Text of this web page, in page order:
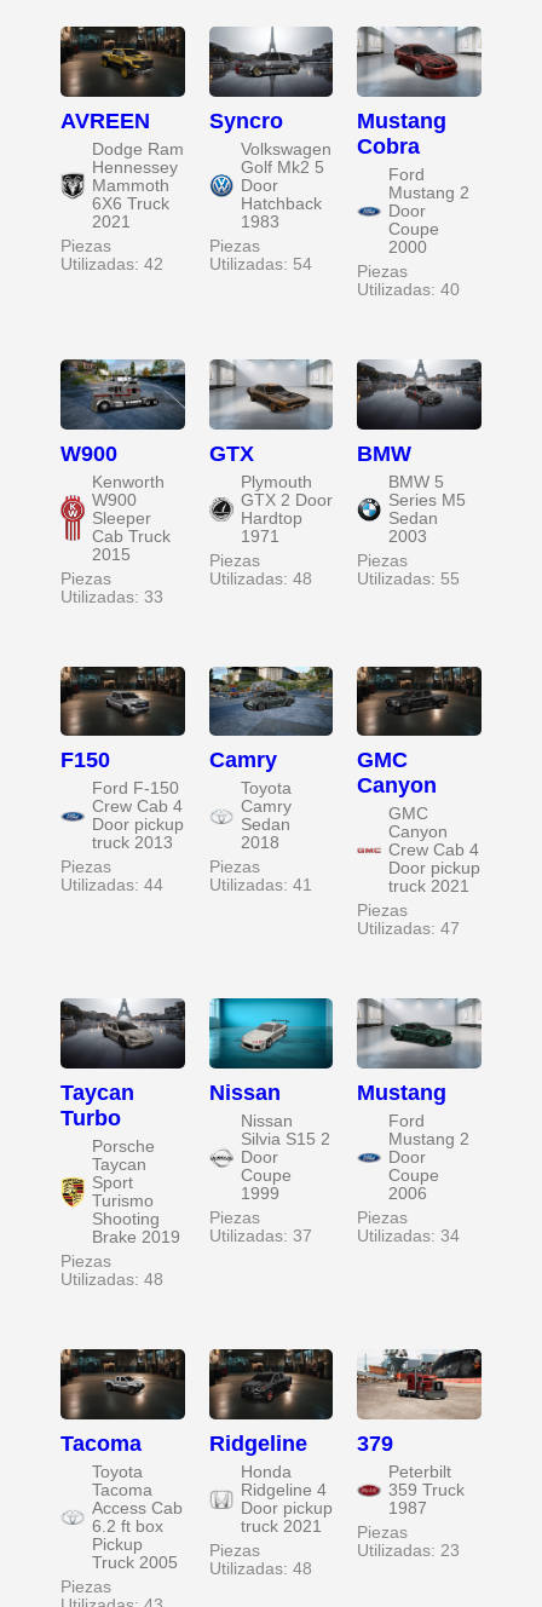
AVREEN
Dodge Ram
Hennessey
Mammoth
6X6 Truck
2021
Piezas
Utilizadas: 42
Syncro
Volkswagen
Golf Mk2 5
Door
Hatchback
1983
Piezas
Utilizadas: 54
Mustang
Cobra
Ford
Mustang 2
Door
Coupe
2000
Piezas
Utilizadas: 40
W900
Kenworth
W900
Sleeper
Cab Truck
2015
Piezas
Utilizadas: 33
GTX
Plymouth
GTX 2 Door
Hardtop
1971
Piezas
Utilizadas: 48
BMW
BMW 5
Series M5
Sedan
2003
Piezas
Utilizadas: 55
F150
Ford F-150
Crew Cab 4
Door pickup
truck 2013
Piezas
Utilizadas: 44
Camry
Toyota
Camry
Sedan
2018
Piezas
Utilizadas: 41
GMC
Canyon
GMC
Canyon
Crew Cab 4
Door pickup
truck 2021
Piezas
Utilizadas: 47
Taycan
Turbo
Porsche
Taycan
Sport
Turismo
Shooting
Brake 2019
Piezas
Utilizadas: 48
Nissan
Nissan
Silvia S15 2
Door
Coupe
1999
Piezas
Utilizadas: 37
Mustang
Ford
Mustang 2
Door
Coupe
2006
Piezas
Utilizadas: 34
Tacoma
Toyota
Tacoma
Access Cab
6.2 ft box
Pickup
Truck 2005
Piezas
Ridgeline
Honda
Ridgeline 4
Door pickup
truck 2021
Piezas
Utilizadas: 48
379
Peterbilt
359 Truck
1987
Piezas
Utilizadas: 23